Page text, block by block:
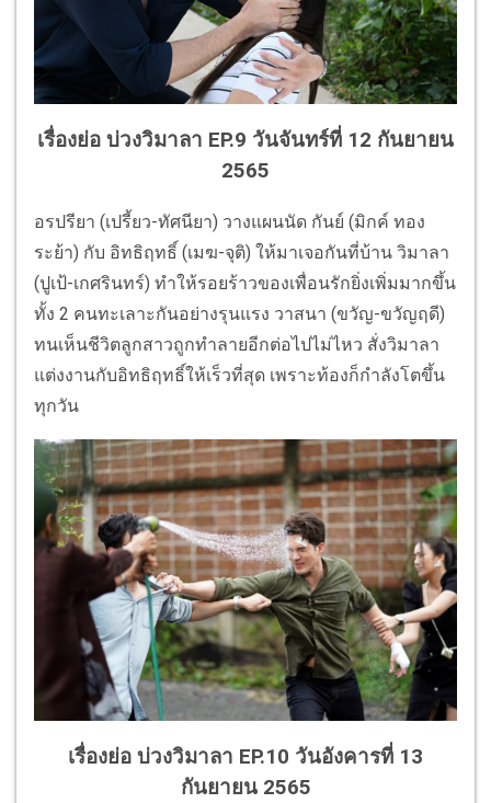
เรื่องย่อ บ่วงวิมาลา EP.9 วันจันทร์ที่ 12 กันยายน
2565
อรปรียา (เปรี้ยว-ทัศนียา) วางแผนนัด กันย์ (มิกค์ ทอง
ระย้า) กับ อิทธิฤทธิ์ (เมฆ-จุติ) ให้มาเจอกันที่บ้าน วิมาลา
(ปูเป้-เกศรินทร์) ทำให้รอยร้าวของเพื่อนรักยิ่งเพิ่มมากขึ้น
ทั้ง 2 คนทะเลาะกันอย่างรุนแรง วาสนา (ขวัญ-ขวัญฤดี)
ทนเห็นชีวิตลูกสาวถูกทำลายอีกต่อไปไม่ไหว สั่งวิมาลา
แต่งงานกับอิทธิฤทธิ์ให้เร็วที่สุด เพราะท้องก็กำลังโตขึ้น
ทุกวัน
เรื่องย่อ บ่วงวิมาลา EP.10 วันอังคารที่ 13
กันยายน 2565